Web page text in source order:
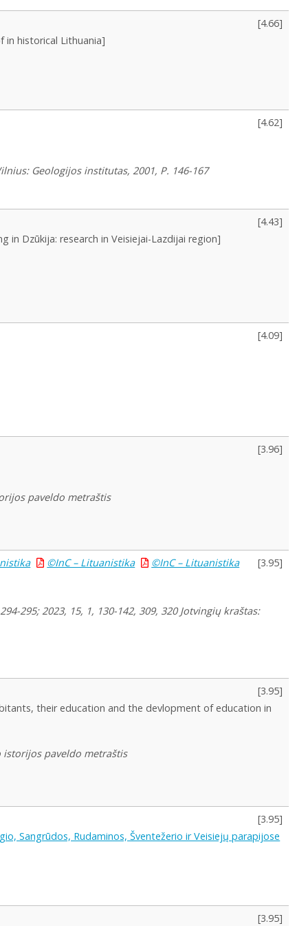
[4.66]
in historical Lithuania]
[4.62]
Geologijos institutas, 2001, P. 146-167
[4.43]
in Dzūkija: research in Veisiejai-Lazdijai region]
[4.09]
[3.96]
paveldo metraštis
©InC – Lituanistika ©InC – Lituanistika [3.95]
295; 2023, 15, 1, 130-142, 309, 320 Jotvingių kraštas:
[3.95]
their education and the devlopment of education in
istorijos paveldo metraštis
[3.95]
Sangrūdos, Rudaminos, Šventežerio ir Veisiejų parapijose
[3.95]